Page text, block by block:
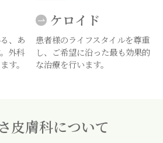
、あ
外科
す。
ケロイド
患者様のライフスタイルを尊重
し、ご希望に沿った最も効果的
な治療を行います。
皮膚科について